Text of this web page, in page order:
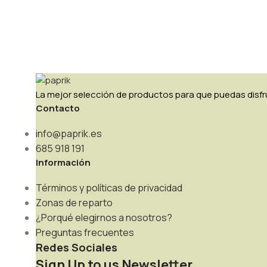
La mejor selección de productos para que puedas
Contacto
info@paprik.es
685 918 191
Información
Términos y políticas de privacidad
Zonas de reparto
¿Porqué elegirnos a nosotros?
Preguntas frecuentes
Redes Sociales